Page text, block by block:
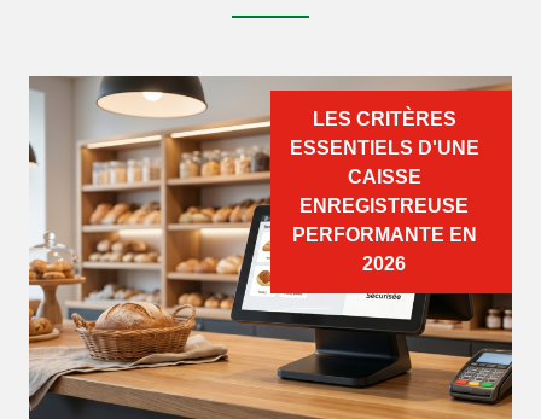
LES CRITÈRES
ESSENTIELS D'UNE
CAISSE
ENREGISTREUSE
PERFORMANTE EN
2026